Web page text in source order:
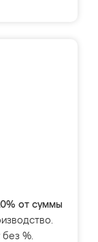
от суммы
без %.